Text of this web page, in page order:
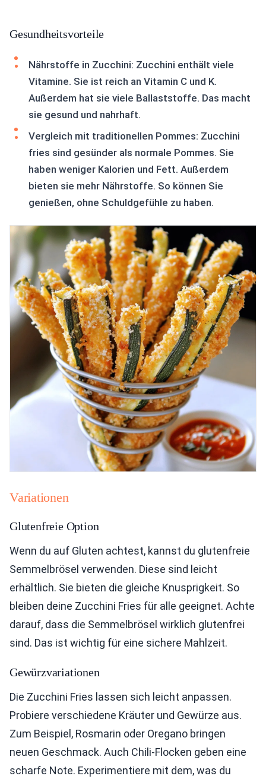
Gesundheitsvorteile
Nährstoffe in Zucchini: Zucchini enthält viele
Vitamine. Sie ist reich an Vitamin C und K.
Außerdem hat sie viele Ballaststoffe. Das macht
sie gesund und nahrhaft.
Vergleich mit traditionellen Pommes: Zucchini
fries sind gesünder als normale Pommes. Sie
haben weniger Kalorien und Fett. Außerdem
bieten sie mehr Nährstoffe. So können Sie
genießen, ohne Schuldgefühle zu haben.
Variationen
Glutenfreie Option
Wenn du auf Gluten achtest, kannst du glutenfreie
Semmelbrösel verwenden. Diese sind leicht
erhältlich. Sie bieten die gleiche Knusprigkeit. So
bleiben deine Zucchini Fries für alle geeignet. Achte
darauf, dass die Semmelbrösel wirklich glutenfrei
sind. Das ist wichtig für eine sichere Mahlzeit.
Gewürzvariationen
Die Zucchini Fries lassen sich leicht anpassen.
Probiere verschiedene Kräuter und Gewürze aus.
Zum Beispiel, Rosmarin oder Oregano bringen
neuen Geschmack. Auch Chili-Flocken geben eine
scharfe Note. Experimentiere mit dem, was du